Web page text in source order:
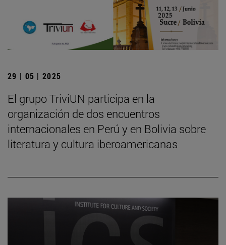
29 | 05 | 2025
El grupo TriviUN participa en la
organización de dos encuentros
internacionales en Perú y en Bolivia sobre
literatura y cultura iberoamericanas